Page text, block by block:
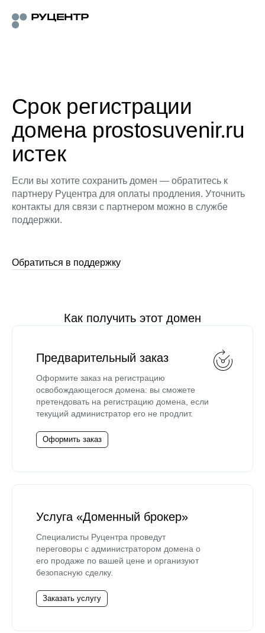
Срок регистрации
домена prostosuvenir.ru
истек
Если вы хотите сохранить домен — обратитесь к
партнеру Руцентра для оплаты продления. Уточнить
контакты для связи с партнером можно в службе
поддержки.
Обратиться в поддержку
Как получить этот домен
Предварительный заказ
Оформите заказ на регистрацию
освобождающегося домена: вы сможете
претендовать на регистрацию домена, если
текущий администратор его не продлит.
Оформить заказ
Услуга «Доменный брокер»
Специалисты Руцентра проведут
переговоры с администратором домена о
его продаже по вашей цене и организуют
безопасную сделку.
Заказать услугу